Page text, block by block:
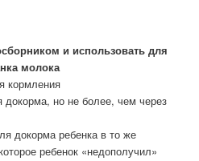
и использовать для
молока
кормления
но не более, чем через
докорма ребенка в то же
ребенок «недополучил»